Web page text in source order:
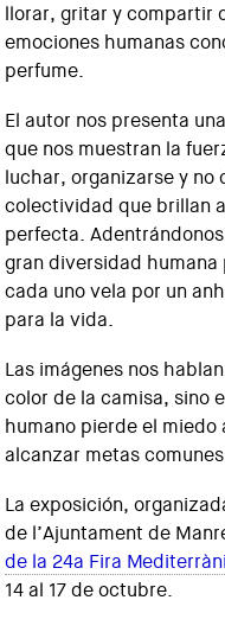
llorar, gritar y compartir
emociones humanas
perfume.
El autor nos presenta
que nos muestran la
luchar, organizarse y
colectividad que brillan
perfecta.
gran diversidad
cada uno vela por un
para la vida.
Las imágenes nos
color de la camisa, sino
humano pierde el
alcanzar metas
La exposición,
de l’Ajuntament de
de la 24a Fira
14 al 17 de octubre.